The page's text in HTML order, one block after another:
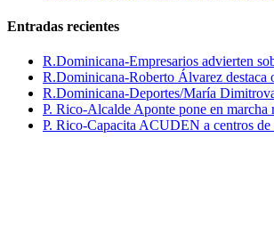
Entradas recientes
R.Dominicana-Empresarios advierten
R.Dominicana-Roberto Álvarez destaca
R.Dominicana-Deportes/María
P. Rico-Alcalde Aponte pone en marcha
P. Rico-Capacita ACUDEN a centros